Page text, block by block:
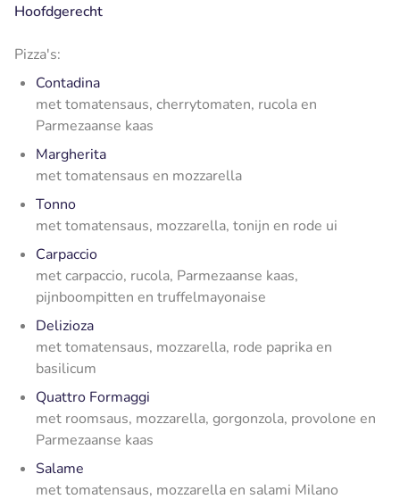
Hoofdgerecht
Pizza's:
Contadina
met tomatensaus, cherrytomaten, rucola en
Parmezaanse kaas
Margherita
met tomatensaus en mozzarella
Tonno
met tomatensaus, mozzarella, tonijn en rode ui
Carpaccio
met carpaccio, rucola, Parmezaanse kaas,
pijnboompitten en truffelmayonaise
Delizioza
met tomatensaus, mozzarella, rode paprika en
basilicum
Quattro Formaggi
met roomsaus, mozzarella, gorgonzola, provolone en
Parmezaanse kaas
Salame
met tomatensaus, mozzarella en salami Milano